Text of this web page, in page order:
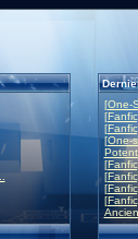
[One-
[One-